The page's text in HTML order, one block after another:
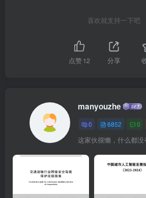
员会金融专委会、上海国际股权基金业协会
业联盟、中国循环经济协会、绿色技术银行
盟、浙江之江创投研究院、现代能源环境服
究院INSTITUTE OF FINANCE AND
与可持续研究院（下称北京绿金院）为中国
发展提供政策、市场、产品研究以及国际合
融、自然资本融资、低碳发展和能源转型等
非营利性智库。北京绿金院由马骏博士发起
金融学会绿色金融专业委员会（绿金委）主
喜欢就支持一下吧
点赞12 分享
manyouzhe
0 6852 0
这家伙很懒，什么都没